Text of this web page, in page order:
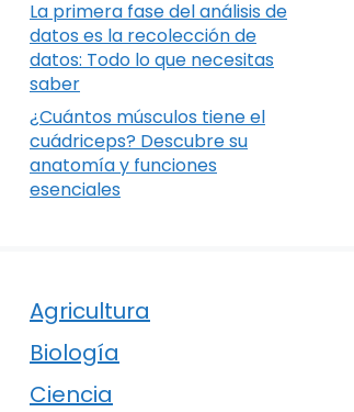
La primera fase del análisis de
datos es la recolección de
datos: Todo lo que necesitas
saber
¿Cuántos músculos tiene el
cuádriceps? Descubre su
anatomía y funciones
esenciales
Agricultura
Biología
Ciencia